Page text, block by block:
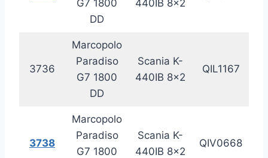
G7 1800
DD
440IB 8×2
3736
Marcopolo
Paradiso
G7 1800
DD
Scania K-
440IB 8×2
QIL1167
3738
Marcopolo
Paradiso
G7 1800
Scania K-
440IB 8×2
QIV0668